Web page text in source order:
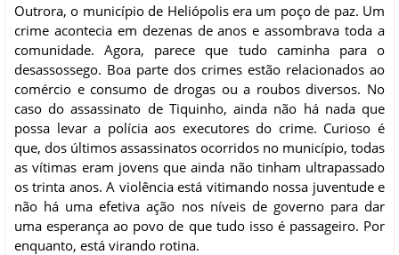
Outrora, o município de Heliópolis era um poço de paz. Um
crime acontecia em dezenas de anos e assombrava toda a
comunidade. Agora, parece que tudo caminha para o
desassossego. Boa parte dos crimes estão relacionados ao
comércio e consumo de drogas ou a roubos diversos. No
caso do assassinato de Tiquinho, ainda não há nada que
possa levar a polícia aos executores do crime. Curioso é
que, dos últimos assassinatos ocorridos no município, todas
as vítimas eram jovens que ainda não tinham ultrapassado
os trinta anos. A violência está vitimando nossa juventude e
não há uma efetiva ação nos níveis de governo para dar
uma esperança ao povo de que tudo isso é passageiro. Por
enquanto, está virando rotina.